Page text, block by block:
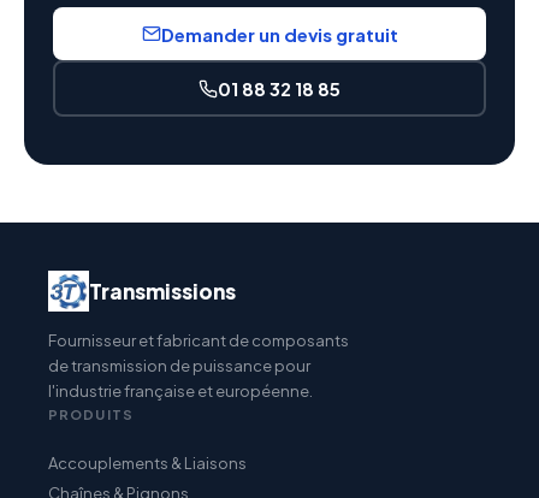
Demander un devis gratuit
01 88 32 18 85
Transmissions
Fournisseur et fabricant de composants
de transmission de puissance pour
l'industrie française et européenne.
PRODUITS
Accouplements & Liaisons
Chaînes & Pignons